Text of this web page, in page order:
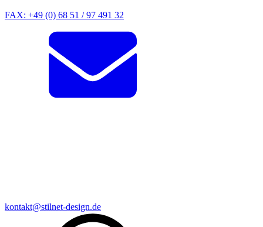
FAX: +49 (0) 68 51 / 97 491 32
kontakt@stilnet-design.de